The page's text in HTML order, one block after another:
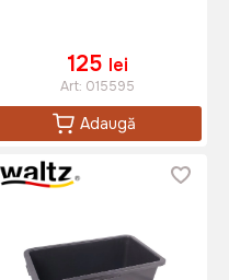
125 lei
Art: 015595
Adaugă